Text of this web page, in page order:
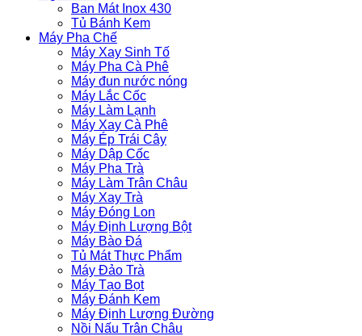
Ban Mát Inox 430
Tủ Bánh Kem
Máy Pha Chế
Máy Xay Sinh Tố
Máy Pha Cà Phê
Máy đun nước nóng
Máy Lắc Cốc
Máy Làm Lạnh
Máy Xay Cà Phê
Máy Ép Trái Cây
Máy Dập Cốc
Máy Pha Trà
Máy Làm Trân Châu
Máy Xay Trà
Máy Đóng Lon
Máy Định Lượng Bột
Máy Bào Đá
Tủ Mát Thực Phẩm
Máy Đảo Trà
Máy Tạo Bọt
Máy Đánh Kem
Máy Định Lượng Đường
Nồi Nấu Trân Châu